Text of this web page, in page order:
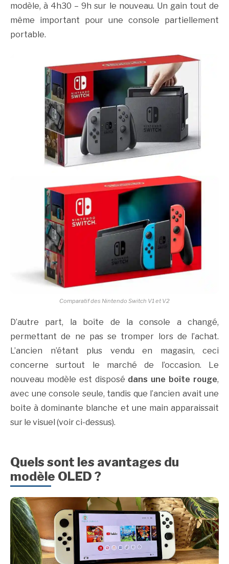
modèle, à 4h30 – 9h sur le nouveau. Un gain tout de
même important pour une console partiellement
portable.
Comparatif des Nintendo Switch V1 et V2
D’autre part, la boîte de la console a changé,
permettant de ne pas se tromper lors de l’achat.
L’ancien n’étant plus vendu en magasin, ceci
concerne surtout le marché de l’occasion. Le
nouveau modèle est disposé dans une boîte rouge,
avec une console seule, tandis que l’ancien avait une
boite à dominante blanche et une main apparaissait
sur le visuel (voir ci-dessus).
Quels sont les avantages du
modèle OLED ?